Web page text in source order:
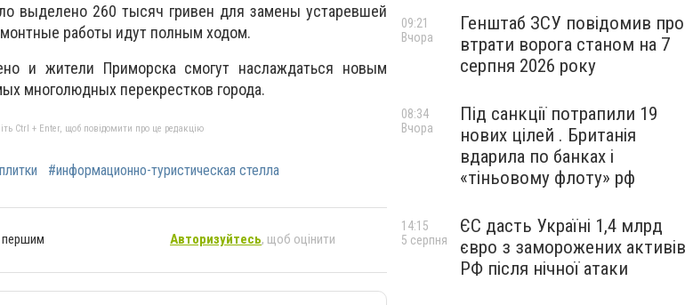
выделено 260 тысяч гривен для замены устаревшей
работы идут полным ходом.
и жители Приморска смогут наслаждаться новым
многолюдных перекрестков города.
Ctrl + Enter, щоб повідомити про це редакцію
#информационно-туристическая стелла
першим Авторизуйтесь, щоб оцінити
Генштаб ЗСУ повідомив про
втрати ворога станом на 7
серпня 2026 року
09:21
Вчора
Під санкції потрапили 19
нових цілей . Британія
вдарила по банках і
«тіньовому флоту» рф
08:34
Вчора
ЄС дасть Україні 1,4 млрд
євро з заморожених активів
РФ після нічної атаки
14:15
5 серпня